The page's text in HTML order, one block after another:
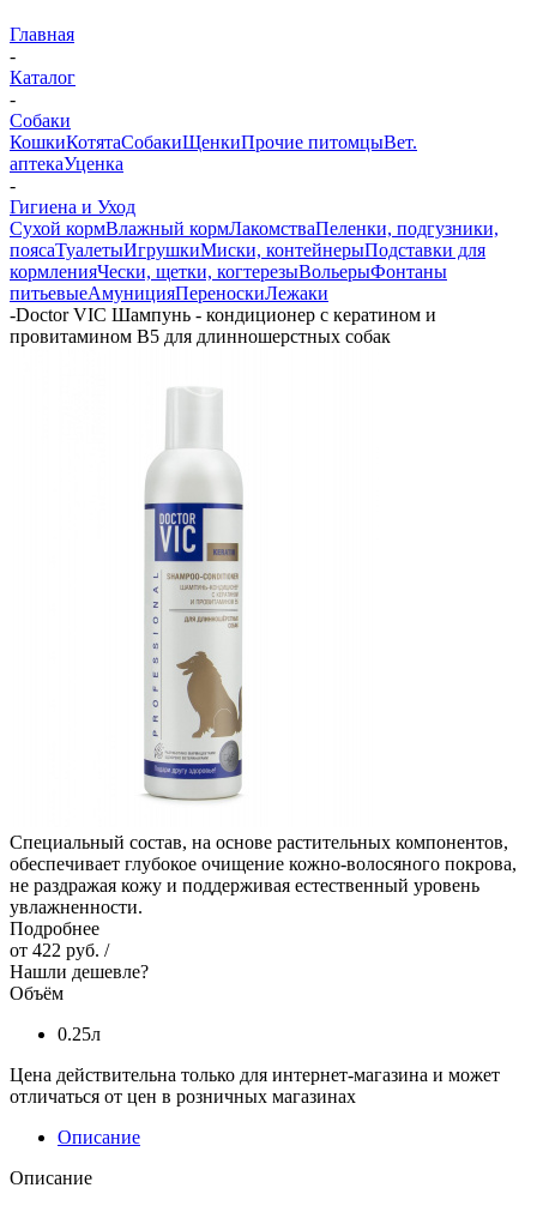
Главная
-
Каталог
-
Собаки
КошкиКотятаСобакиЩенкиПрочие питомцыВет.
аптекаУценка
-
Гигиена и Уход
Сухой кормВлажный кормЛакомстваПеленки, подгузники,
поясаТуалетыИгрушкиМиски, контейнерыПодставки для
кормленияЧески, щетки, когтерезыВольерыФонтаны
питьевыеАмуницияПереноскиЛежаки
-Doctor VIC Шампунь - кондиционер с кератином и
провитамином B5 для длинношерстных собак
Специальный состав, на основе растительных компонентов,
обеспечивает глубокое очищение кожно-волосяного покрова,
не раздражая кожу и поддерживая естественный уровень
увлажненности.
Подробнее
от 422 руб. /
Нашли дешевле?
Объём
0.25л
Цена действительна только для интернет-магазина и может
отличаться от цен в розничных магазинах
Описание
Описание